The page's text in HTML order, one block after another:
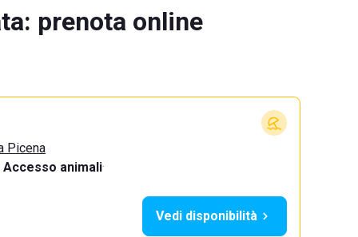
prenota online
Picena
Accesso animali·
Vedi disponibilità